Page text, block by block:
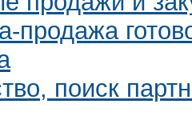
продажа
поиск